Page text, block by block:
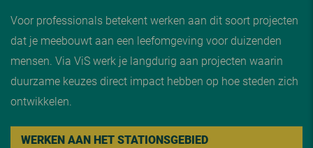
Voor professionals betekent werken aan dit soort projecten
dat je meebouwt aan een leefomgeving voor duizenden
mensen. Via ViS werk je langdurig aan projecten waarin
duurzame keuzes direct impact hebben op hoe steden zich
ontwikkelen.
WERKEN AAN HET STATIONSGEBIED